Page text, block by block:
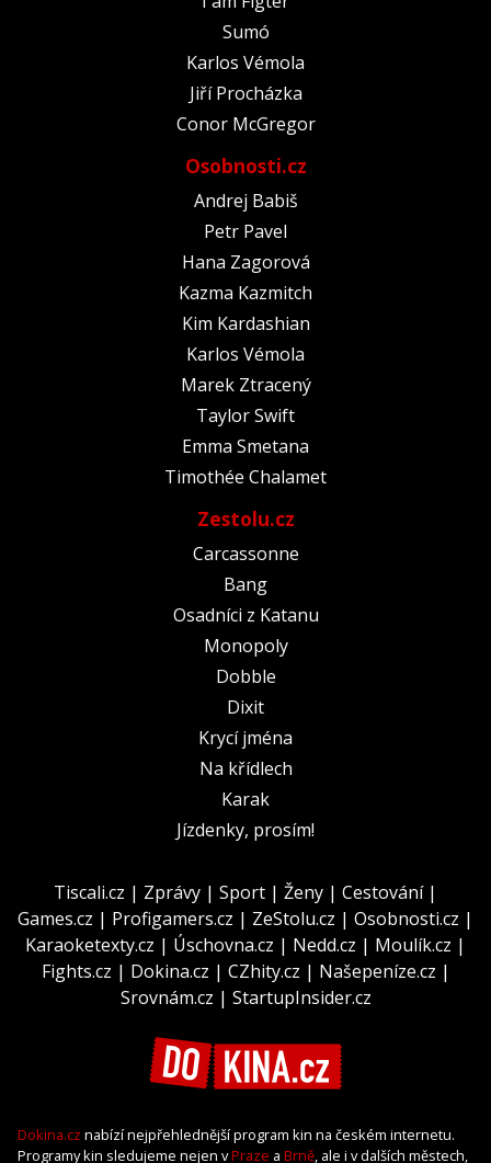
Sumó
Karlos Vémola
Jiří Procházka
Conor McGregor
Osobnosti.cz
Andrej Babiš
Petr Pavel
Hana Zagorová
Kazma Kazmitch
Kim Kardashian
Karlos Vémola
Marek Ztracený
Taylor Swift
Emma Smetana
Timothée Chalamet
Zestolu.cz
Carcassonne
Bang
Osadníci z Katanu
Monopoly
Dobble
Dixit
Krycí jména
Na křídlech
Karak
Jízdenky, prosím!
Tiscali.cz | Zprávy | Sport | Ženy | Cestování|
Games.cz | Profigamers.cz | ZeStolu.cz | Osobnosti.cz |
Karaoketexty.cz | Úschovna.cz | Nedd.cz | Moulík.cz |
Fights.cz | Dokina.cz | CZhity.cz | Našepeníze.cz |
Srovnám.cz | StartupInsider.cz
Dokina.cz nabízí nejpřehlednější program kin na českém internetu.
Programy kin sledujeme nejen vPraze a Brně, ale i v dalších městech,